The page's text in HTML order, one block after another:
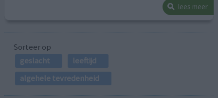
lees meer
Sorteer op
geslacht
leeftijd
algehele tevredenheid